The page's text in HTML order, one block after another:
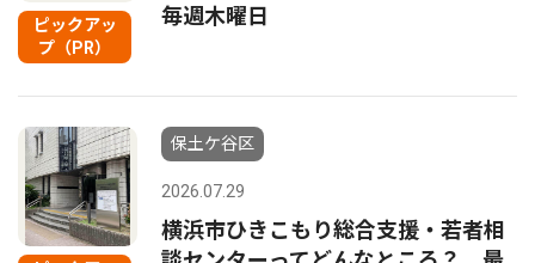
ピックアッ
プ（PR）
毎週木曜日
保土ケ谷区
2026.07.29
横浜市ひきこもり総合支援・若者相